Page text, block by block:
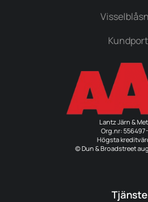
Lantz Järn &
Org.nr:
Högsta
© Dun & Broadstreet